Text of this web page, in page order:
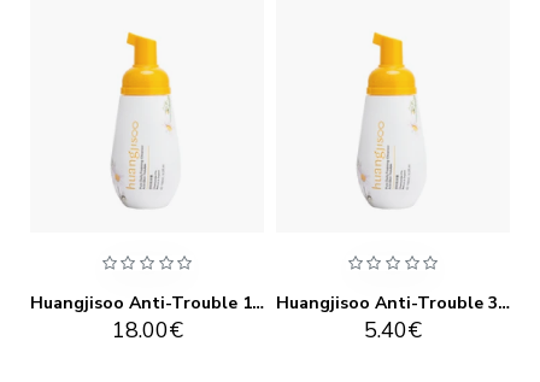
Huangjisoo Anti-Trouble 180ml
18.00€
Huangjisoo Anti-Trouble 30ml
5.40€